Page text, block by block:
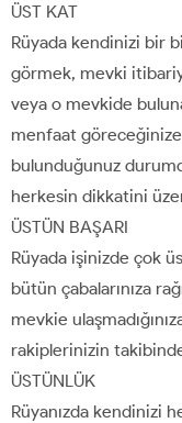
ÜST KAT
Rüyada kendinizi bir
görmek, mevki
veya o mevkide
menfaat
bulunduğunuz
herkesin dikkatini
ÜSTÜN BAŞARI
Rüyada işinizde çok
bütün çabalarınıza
mevkie
rakiplerinizin
ÜSTÜNLÜK
Rüyanızda kendinizi